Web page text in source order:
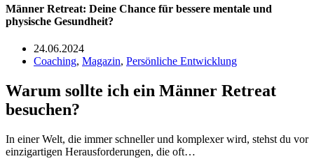
Männer Retreat: Deine Chance für bessere mentale und
physische Gesundheit?
24.06.2024
Coaching, Magazin, Persönliche Entwicklung
Warum sollte ich ein Männer Retreat
besuchen?
In einer Welt, die immer schneller und komplexer wird, stehst du vor
einzigartigen Herausforderungen, die oft…